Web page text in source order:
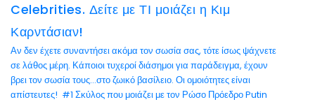
Celebrities. Δείτε με ΤΙ μοιάζει η Κιμ
Καρντάσιαν!
Αν δεν έχετε συναντήσει ακόμα τον σωσία σας, τότε ίσως ψάχνετε
σε λάθος μέρη. Κάποιοι τυχεροί διάσημοι για παράδειγμα, έχουν
βρει τον σωσία τους…στο ζωικό βασίλειο. Οι ομοιότητες είναι
απίστευτες! #1 Σκύλος που μοιάζει με τον Ρώσο Πρόεδρο Putin